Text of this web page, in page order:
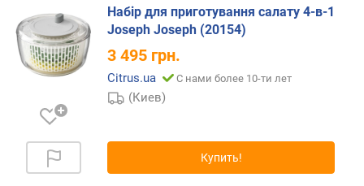
с
о
в
н
х
Набір для приготування салату 4-в-1
Joseph Joseph (20154)
3 495 грн.
Citrus.ua С нами более 10-ти лет
(Киев)
Купить!